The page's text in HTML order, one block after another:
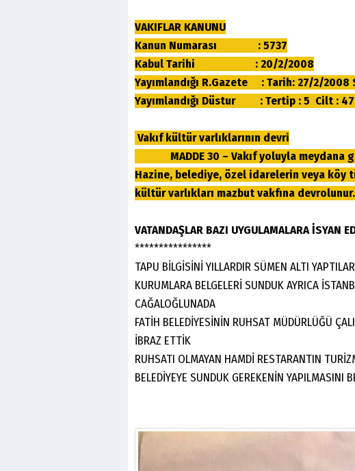
VAKIFLAR KANUNU
Kanun Numarası : 5737
Kabul Tarihi : 20/2/2008
Yayımlandığı R.Gazete : Tarih: 27/2/2008
Yayımlandığı Düstur : Tertip : 5 Cilt :
Vakıf kültür varlıklarının devri
MADDE 30 – Vakıf yoluyla meydana
Hazine, belediye, özel idarelerin veya
kültür varlıkları mazbut vakfına devrolunur.
VATANDAŞLAR BAZI UYGULAMALARA İSYAN
****************
TAPU BİLGİSİNİ YILLARDIR SÜMEN ALTI
KURUMLARA BELGELERİ SUNDUK AYRICA
CAĞALOĞLUNADA
FATİH BELEDİYESİNİN RUHSAT MÜDÜRLÜĞÜ
İBRAZ ETTİK
RUHSATI OLMAYAN HAMDİ RESTARANTIN
BELEDİYEYE SUNDUK GEREKENİN YAPILMASINI